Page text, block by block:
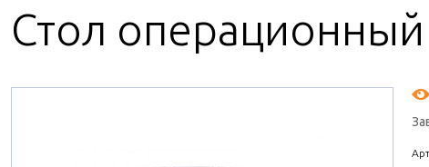
Стол